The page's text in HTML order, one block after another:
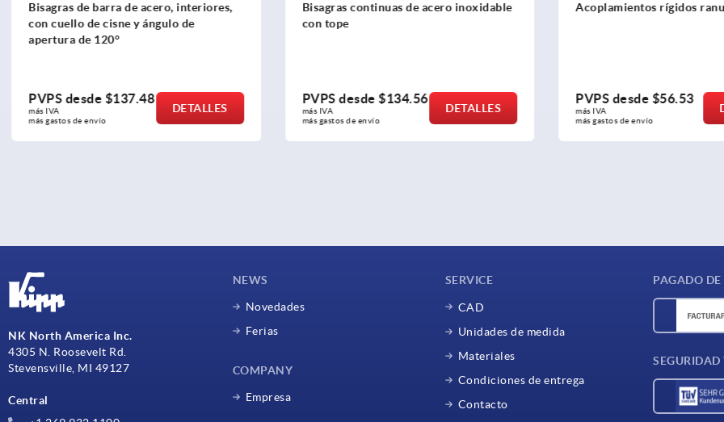
Bisagras de barra de acero, interiores,
con cuello de cisne y ángulo de
apertura de 120°
PVPS desde$137.48
más IVA
más gastos de envío
DETALLES
Bisagras continuas de acero inoxidable
con tope
PVPS desde $134.56
más IVA
más gastos de envío
DETALLES
Acoplamientos rígidos
PVPS desde$56.53
más IVA
más gastos de envío
NK North America Inc.
4305 N. Roosevelt Rd.
Stevensville, MI 49127
Central
NEWS
Novedades
Ferias
COMPANY
Empresa
SERVICE
CAD
Unidades de medida
Materiales
Condiciones de entrega
Contacto
PAGADO